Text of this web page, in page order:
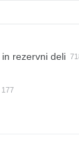
rezervni deli
napravo
naprav